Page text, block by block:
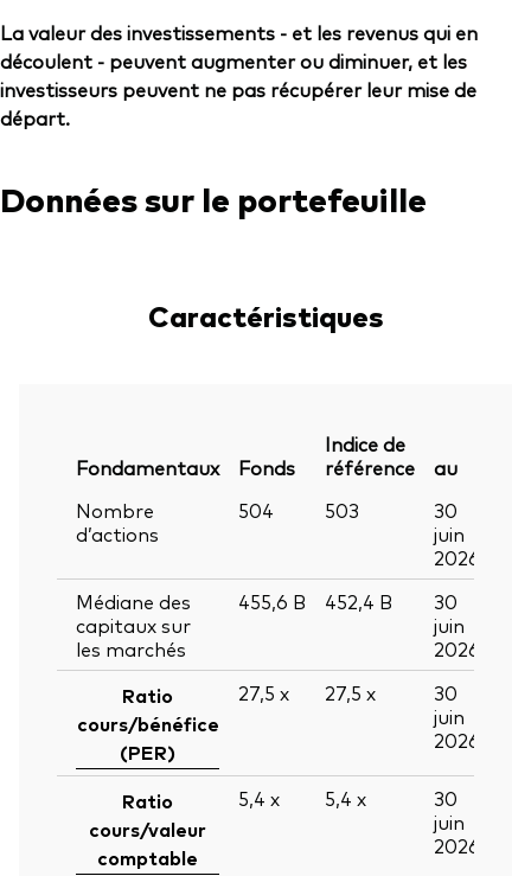
La valeur des investissements - et les revenus qui en
découlent - peuvent augmenter ou diminuer, et les
investisseurs peuvent ne pas récupérer leur mise de
départ.
Données sur le portefeuille
Caractéristiques
Fondamentaux Fonds
Indice de
référence
au
Nombre
d’actions
504 503
30
juin
2026
Médiane des
capitaux sur
les marchés
455,6 B 452,4 B
30
juin
2026
Ratio
cours/bénéfice
(PER)
27,5 x 27,5 x
30
juin
2026
Ratio
cours/valeur
comptable
5,4 x 5,4 x
30
juin
2026